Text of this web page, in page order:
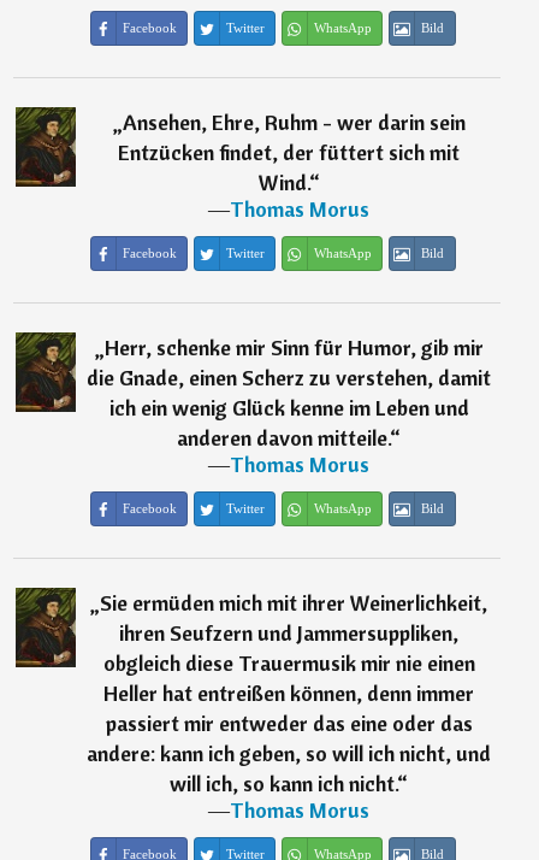
Facebook Twitter WhatsApp Bild
„Ansehen, Ehre, Ruhm - wer darin sein
Entzücken findet, der füttert sich mit
Wind.“
―Thomas Morus
Facebook Twitter WhatsApp Bild
„Herr, schenke mir Sinn für Humor, gib mir
die Gnade, einen Scherz zu verstehen, damit
ich ein wenig Glück kenne im Leben und
anderen davon mitteile.“
―Thomas Morus
Facebook Twitter WhatsApp Bild
„Sie ermüden mich mit ihrer Weinerlichkeit,
ihren Seufzern und Jammersuppliken,
obgleich diese Trauermusik mir nie einen
Heller hat entreißen können, denn immer
passiert mir entweder das eine oder das
andere: kann ich geben, so will ich nicht, und
will ich, so kann ich nicht.“
―Thomas Morus
Facebook Twitter WhatsApp Bild